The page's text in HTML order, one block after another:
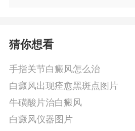
猜你想看
手指关节白癜风怎么治
白癜风出现痊愈黑斑点图片
牛磺酸片治白癜风
白癜风仪器图片